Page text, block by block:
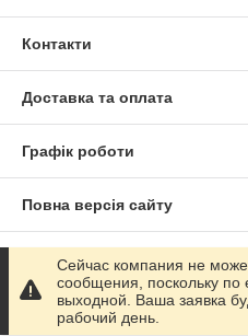
Контакти
Доставка та оплата
Графік роботи
Повна версія сайту
Сайт створено на
Політика конфіденційності
Сейчас компания не
сообщения, поскольку по
выходной. Ваша заявка
рабочий день.